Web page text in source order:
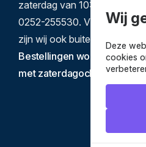
zaterdag van 10:00-17:00
0252-255530. Via e-mail en
zijn wij ook buiten deze tijden
Bestellingen worden
met zaterdagochtend.
Wij
Deze
cookies